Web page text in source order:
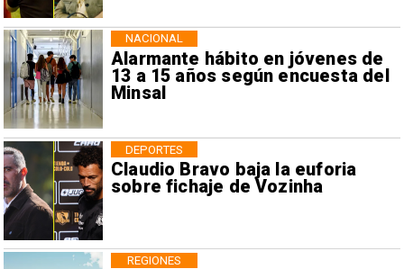
Alarmante hábito en jóvenes de
13 a 15 años según encuesta del
Minsal
NACIONAL
Claudio Bravo baja la euforia
sobre fichaje de Vozinha
DEPORTES
REGIONES